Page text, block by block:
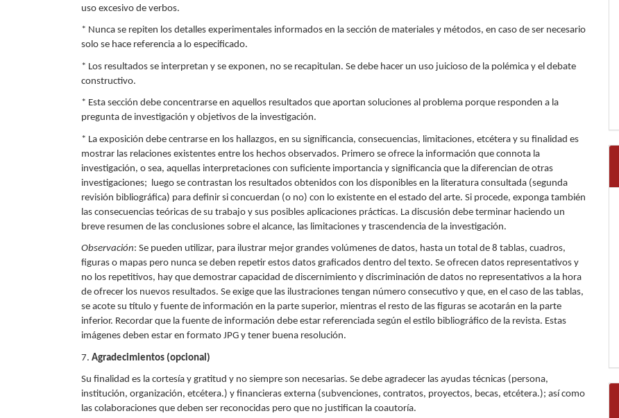
uso excesivo de verbos.
* Nunca se repiten los detalles experimentales informados en la sección de materiales y métodos, en caso de ser necesario
solo se hace referencia a lo especificado.
* Los resultados se interpretan y se exponen, no se recapitulan. Se debe hacer un uso juicioso de la polémica y el debate
constructivo.
* Esta sección debe concentrarse en aquellos resultados que aportan soluciones al problema porque responden a la
pregunta de investigación y objetivos de la investigación.
* La exposición debe centrarse en los hallazgos, en su significancia, consecuencias, limitaciones, etcétera y su finalidad es
mostrar las relaciones existentes entre los hechos observados. Primero se ofrece la información que connota la
investigación, o sea, aquellas interpretaciones con suficiente importancia y significancia que la diferencian de otras
investigaciones; luego se contrastan los resultados obtenidos con los disponibles en la literatura consultada (segunda
revisión bibliográfica) para definir si concuerdan (o no) con lo existente en el estado del arte. Si procede, exponga también
las consecuencias teóricas de su trabajo y sus posibles aplicaciones prácticas. La discusión debe terminar haciendo un
breve resumen de las conclusiones sobre el alcance, las limitaciones y trascendencia de la investigación.
Observación: Se pueden utilizar, para ilustrar mejor grandes volúmenes de datos, hasta un total de 8 tablas, cuadros,
figuras o mapas pero nunca se deben repetir estos datos graficados dentro del texto. Se ofrecen datos representativos y
no los repetitivos, hay que demostrar capacidad de discernimiento y discriminación de datos no representativos a la hora
de ofrecer los nuevos resultados. Se exige que las ilustraciones tengan número consecutivo y que, en el caso de las tablas,
se acote su título y fuente de información en la parte superior, mientras el resto de las figuras se acotarán en la parte
inferior. Recordar que la fuente de información debe estar referenciada según el estilo bibliográfico de la revista. Estas
imágenes deben estar en formato JPG y tener buena resolución.
7. Agradecimientos (opcional)
Su finalidad es la cortesía y gratitud y no siempre son necesarias. Se debe agradecer las ayudas técnicas (persona,
institución, organización, etcétera.) y financieras externa (subvenciones, contratos, proyectos, becas, etcétera.); así como
las colaboraciones que deben ser reconocidas pero que no justifican la coautoría.